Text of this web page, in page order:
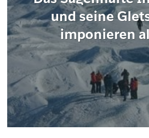
und seine
imponieren